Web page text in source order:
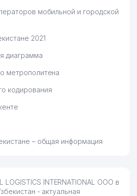
мобильной и городской
2021
диаграмма
метрополитена
кодирования
– общая информация
LOGISTICS INTERNATIONAL ООО в
- актуальная